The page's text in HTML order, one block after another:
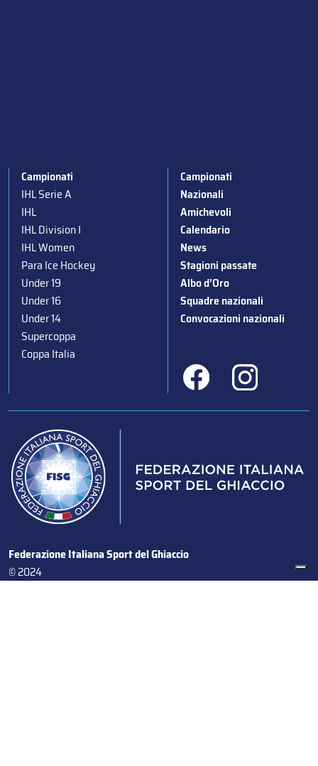
Campionati
IHL Serie A
IHL
IHL Division I
IHL Women
Para Ice Hockey
Under 19
Under 16
Under 14
Supercoppa
Coppa Italia
Campionati
Nazionali
Amichevoli
Calendario
News
Stagioni passate
Albo d’Oro
Squadre nazionali
Convocazioni nazionali
Federazione Italiana Sport del Ghiaccio
© 2024